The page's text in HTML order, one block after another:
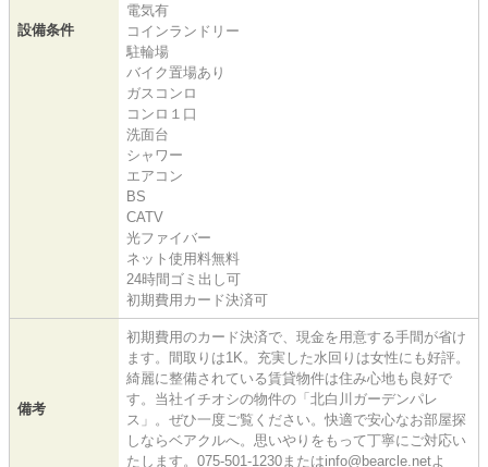
設備条件
電気有
コインランドリー
駐輪場
バイク置場あり
ガスコンロ
コンロ１口
洗面台
シャワー
エアコン
BS
CATV
光ファイバー
ネット使用料無料
24時間ゴミ出し可
初期費用カード決済可
備考
初期費用のカード決済で、現金を用意する手間が省け
ます。間取りは1K。充実した水回りは女性にも好評。
綺麗に整備されている賃貸物件は住み心地も良好で
す。当社イチオシの物件の「北白川ガーデンパレ
ス」。ぜひ一度ご覧ください。快適で安心なお部屋探
しならベアクルへ。思いやりをもって丁寧にご対応い
たします。075-501-1230またはinfo@bearcle.netよ